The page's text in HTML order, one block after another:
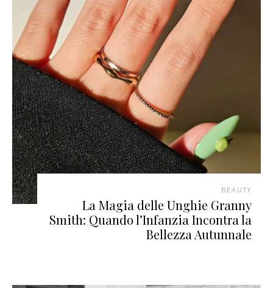
BEAUTY
La Magia delle Unghie Granny
Smith: Quando l’Infanzia Incontra la
Bellezza Autunnale